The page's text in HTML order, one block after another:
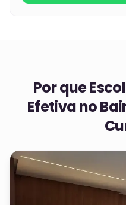
Por que
Efetiva no